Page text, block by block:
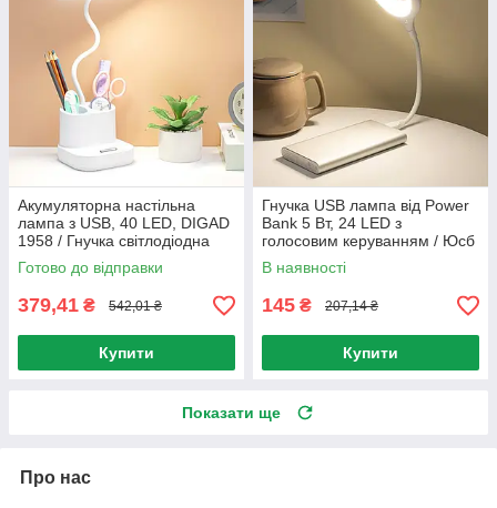
Акумуляторна настільна
лампа з USB, 40 LED, DIGAD
1958 / Гнучка світлодіодна
лампа на акумуляторі
Готово до відправки
379,41 ₴ 542,01 ₴
Купити
Гнучка USB лампа від Power
Bank 5 Вт, 24 LED з
голосовим керуванням / Юсб
світильник від повербанку
В наявності
145 ₴ 207,14 ₴
Купити
Показати ще
Про нас